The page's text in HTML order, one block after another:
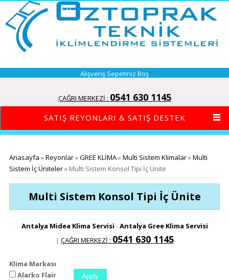
Alışveriş Sepetiniz Boş
ÇAĞRI MERKEZİ : 0541 630 1145
SATIŞ REYONLARI & SATIŞ DESTEK
Buradasınız
Anasayfa »Reyonlar»GREE KLİMA»Multi Sistem Klimalar»Multi
Sistem İç Üniteler» Multi Sistem Konsol Tipi İç Ünite
Multi Sistem Konsol Tipi İç Ünite
Antalya Midea Klima Servisi -Antalya Gree Klima Servisi
| ÇAĞRI MERKEZİ : 0541 630 1145
Klima Markası
Alarko Flair